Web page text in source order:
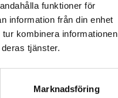
funktioner för
information från din enhet
kombinera informationen
tjänster.
Marknadsföring
information).